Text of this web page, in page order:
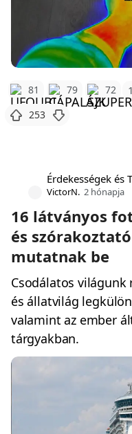
81 79 72
253
Érdekességek és
VictorN. 2 hónapja
16 látványos
és
mutatnak be
Csodálatos világunk
és állatvilág
valamint az ember
tárgyakban.